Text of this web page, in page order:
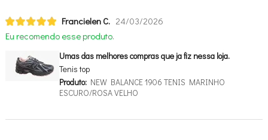
Francielen C. 24/03/2026
Eu recomendo esse produto.
Umas das melhores compras que ja fiz nessa loja.
Tenis top
Produto:NEW BALANCE 1906 TENIS MARINHO
ESCURO/ROSA VELHO